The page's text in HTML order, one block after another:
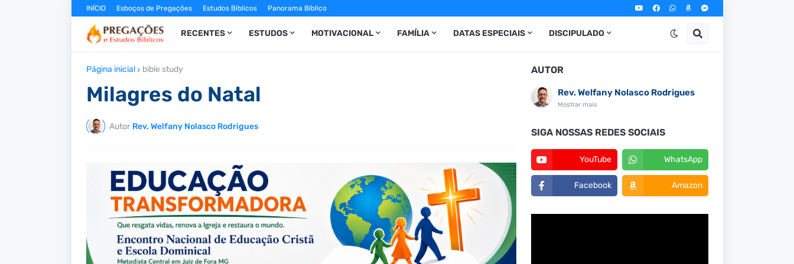
INÍCIO Esboços de Pregações Estudos Bíblicos Panorama Bíblico
RECENTES ESTUDOS MOTIVACIONAL FAMÍLIA DATAS ESPECIAIS DISCIPULADO
Página inicial bible study
Milagres do Natal
Autor Rev. Welfany Nolasco Rodrigues
AUTOR
Rev. Welfany Nolasco Rodrigues
Mostrar mais
SIGA NOSSAS REDES SOCIAIS
YouTube WhatsApp
Facebook Amazon